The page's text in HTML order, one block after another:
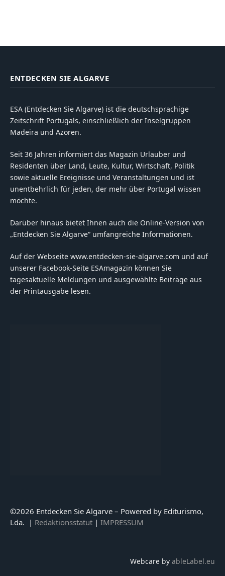
ENTDECKEN SIE ALGARVE
ESA (Entdecken Sie Algarve) ist die deutschsprachige
Zeitschrift Portugals, einschließlich der Inselgruppen
Madeira und Azoren.
Seit 36 Jahren informiert das Magazin Urlauber und
Residenten über Land, Leute, Kultur, Wirtschaft, Politik
sowie aktuelle Ereignisse und Veranstaltungen und ist
unentbehrlich für jeden, der mehr über Portugal wissen
möchte.
Darüber hinaus bietet Ihnen auch die Online-Version von
„Entdecken Sie Algarve“ umfangreiche Informationen.
Auf der Webseite www.entdecken-sie-algarve.com und auf
unserer Facebook-Seite ESAmagazin können Sie
tagesaktuelle Meldungen und ausgewählte Beiträge aus
der Printausgabe lesen.
©2026 Entdecken Sie Algarve – Powered by Editurismo,
Lda. | Redaktionsstatut | IMPRESSUM
Webcare by ableLabel.eu